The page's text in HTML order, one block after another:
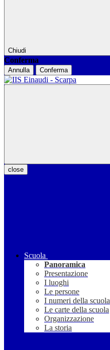
Chiudi
Conferma
Annulla Conferma
close
Scuola
Panoramica
Presentazione
I luoghi
Le persone
I numeri della scuola
Le carte della scuola
Organizzazione
La storia